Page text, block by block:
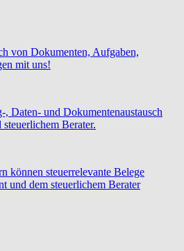
von Dokumenten, Aufgaben,
mit uns!
Daten- und Dokumentenaustausch
Berater.
können steuerrelevante Belege
und dem steuerlichem Berater